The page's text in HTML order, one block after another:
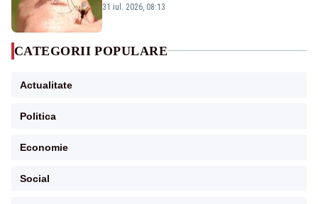
31 iul. 2026, 08:13
CATEGORII POPULARE
Actualitate
Politica
Economie
Social